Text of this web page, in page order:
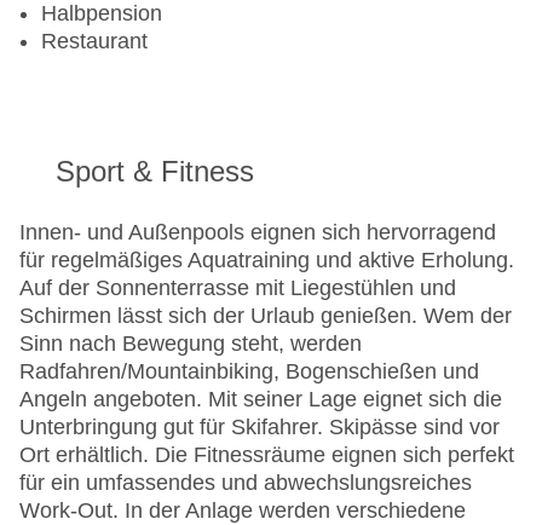
Halbpension
Restaurant
Sport & Fitness
Innen- und Außenpools eignen sich hervorragend
für regelmäßiges Aquatraining und aktive Erholung.
Auf der Sonnenterrasse mit Liegestühlen und
Schirmen lässt sich der Urlaub genießen. Wem der
Sinn nach Bewegung steht, werden
Radfahren/Mountainbiking, Bogenschießen und
Angeln angeboten. Mit seiner Lage eignet sich die
Unterbringung gut für Skifahrer. Skipässe sind vor
Ort erhältlich. Die Fitnessräume eignen sich perfekt
für ein umfassendes und abwechslungsreiches
Work-Out. In der Anlage werden verschiedene